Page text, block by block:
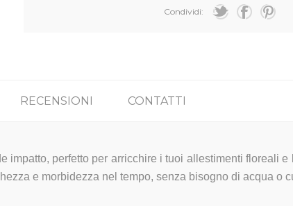
Condividi:
RECENSIONI CONTATTI
perfetto per arricchire i tuoi allestimenti floreali
e morbidezza nel tempo, senza bisogno di acqua o